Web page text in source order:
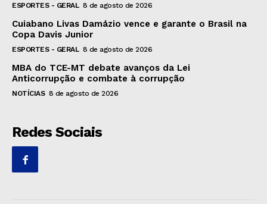
ESPORTES - GERAL 8 de agosto de 2026
Cuiabano Livas Damázio vence e garante o Brasil na
Copa Davis Junior
ESPORTES - GERAL 8 de agosto de 2026
MBA do TCE-MT debate avanços da Lei
Anticorrupção e combate à corrupção
NOTÍCIAS 8 de agosto de 2026
Redes Sociais